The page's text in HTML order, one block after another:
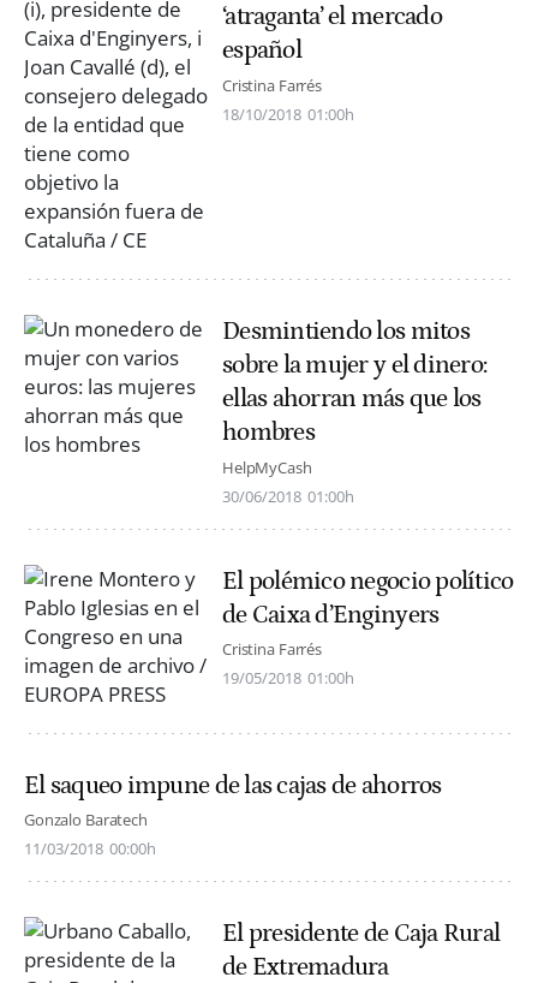
‘atraganta’ el mercado
español
Cristina Farrés
18/10/2018 01:00h
Desmintiendo los mitos
sobre la mujer y el dinero:
ellas ahorran más que los
hombres
HelpMyCash
30/06/2018 01:00h
El polémico negocio político
de Caixa d’Enginyers
Cristina Farrés
19/05/2018 01:00h
El saqueo impune de las cajas de ahorros
Gonzalo Baratech
11/03/2018 00:00h
El presidente de Caja Rural
de Extremadura